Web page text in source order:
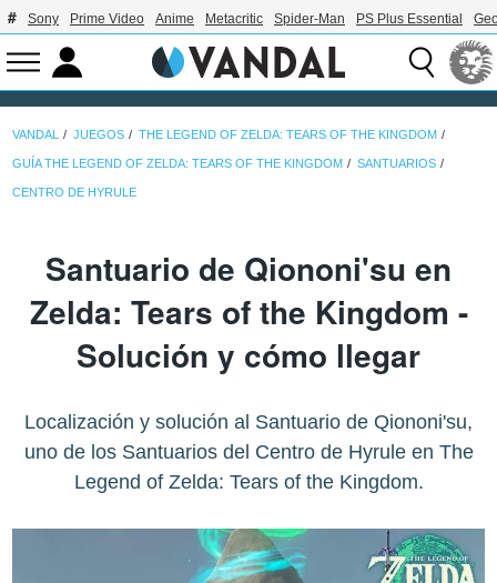
Sony Prime Video Anime Metacritic Spider-Man PS Plus Essential
VANDAL JUEGOS THE LEGEND OF ZELDA: TEARS OF THE KINGDOM
GUÍA THE LEGEND OF ZELDA: TEARS OF THE KINGDOM SANTUARIOS
CENTRO DE HYRULE
Santuario de Qiononi'su en
Zelda: Tears of the Kingdom -
Solución y cómo llegar
Localización y solución al Santuario de Qiononi'su,
uno de los Santuarios del Centro de Hyrule en The
Legend of Zelda: Tears of the Kingdom.